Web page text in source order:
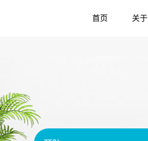
首页 关于